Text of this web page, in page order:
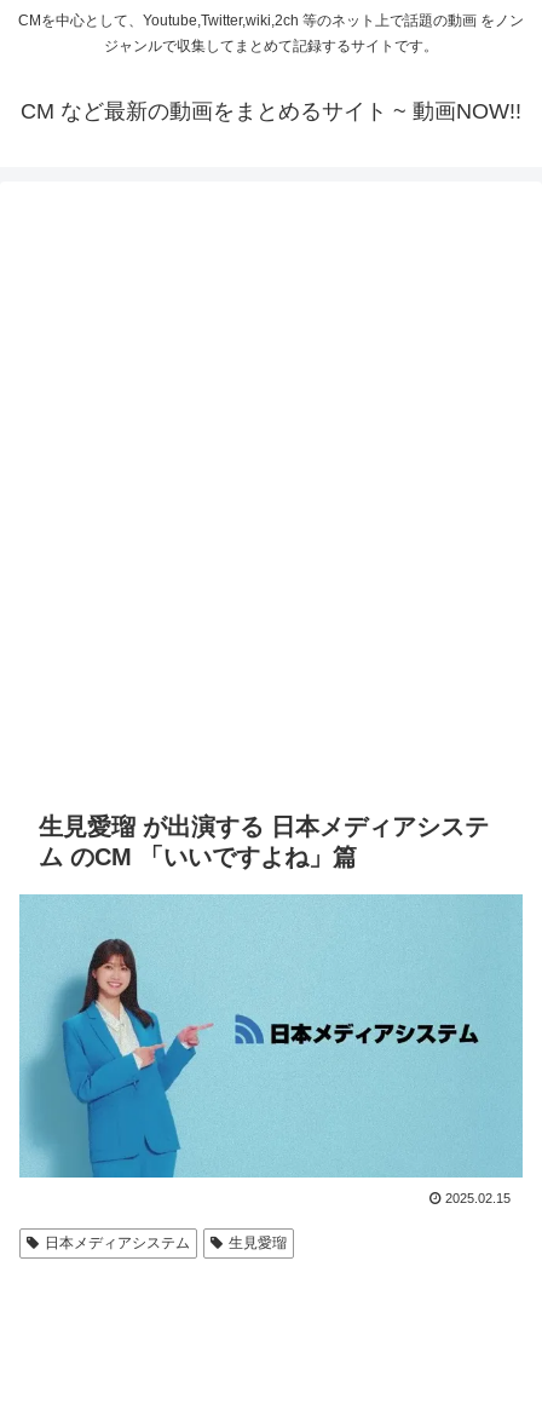
CMを中心として、Youtube,Twitter,wiki,2ch 等のネット上で話題の動画 をノン
ジャンルで収集してまとめて記録するサイトです。
CM など最新の動画をまとめるサイト ~ 動画NOW!!
生見愛瑠 が出演する 日本メディアシステ
ム のCM 「いいですよね」篇
2025.02.15
日本メディアシステム 生見愛瑠